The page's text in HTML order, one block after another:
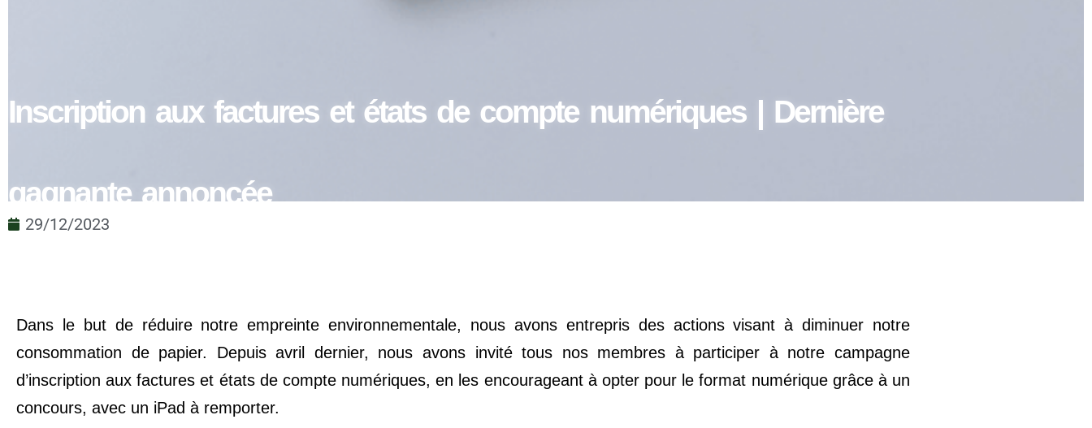
29/12/2023
Inscription aux factures et états de compte numériques | Dernière
gagnante annoncée
Dans le but de réduire notre empreinte environnementale, nous avons entrepris des actions visant à diminuer notre
consommation de papier. Depuis avril dernier, nous avons invité tous nos membres à participer à notre campagne
d’inscription aux factures et états de compte numériques, en les encourageant à opter pour le format numérique grâce à un
concours, avec un iPad à remporter.